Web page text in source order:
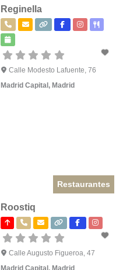
Reginella
Calle Modesto Lafuente, 76
Madrid Capital,Madrid
Restaurantes
Roostiq
Calle Augusto Figueroa, 47